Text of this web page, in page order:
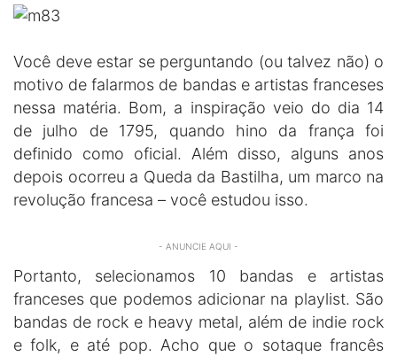
Você deve estar se perguntando (ou talvez não) o
motivo de falarmos de bandas e artistas franceses
nessa matéria. Bom, a inspiração veio do dia 14
de julho de 1795, quando hino da frança foi
definido como oficial. Além disso, alguns anos
depois ocorreu a Queda da Bastilha, um marco na
revolução francesa – você estudou isso.
- ANUNCIE AQUI -
Portanto, selecionamos 10 bandas e artistas
franceses que podemos adicionar na playlist. São
bandas de rock e heavy metal, além de indie rock
e folk, e até pop. Acho que o sotaque francês